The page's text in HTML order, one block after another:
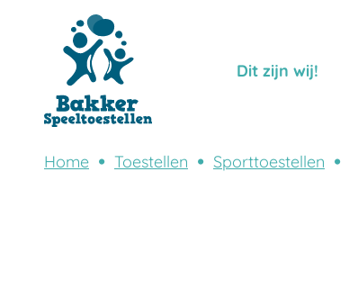
Dit zijn wij!
Home Toestellen Sporttoestellen